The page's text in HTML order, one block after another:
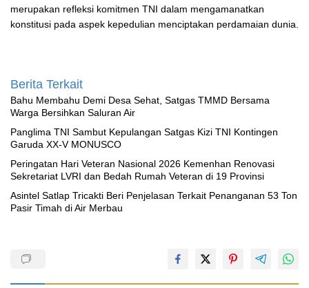
merupakan refleksi komitmen TNI dalam mengamanatkan
konstitusi pada aspek kepedulian menciptakan perdamaian dunia.
Berita Terkait
Bahu Membahu Demi Desa Sehat, Satgas TMMD Bersama
Warga Bersihkan Saluran Air
Panglima TNI Sambut Kepulangan Satgas Kizi TNI Kontingen
Garuda XX-V MONUSCO
Peringatan Hari Veteran Nasional 2026 Kemenhan Renovasi
Sekretariat LVRI dan Bedah Rumah Veteran di 19 Provinsi
Asintel Satlap Tricakti Beri Penjelasan Terkait Penanganan 53 Ton
Pasir Timah di Air Merbau